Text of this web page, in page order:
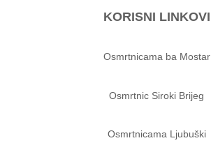
KORISNI LINKOVI
Osmrtnicama ba Mostar
Osmrtnic Siroki Brijeg
Osmrtnicama Ljubuški